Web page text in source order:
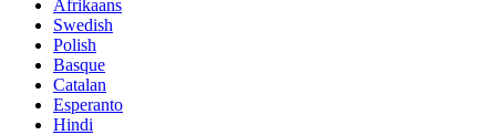
Afrikaans
Swedish
Polish
Basque
Catalan
Esperanto
Hindi